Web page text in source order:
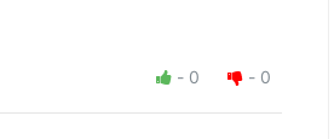
- 0 - 0